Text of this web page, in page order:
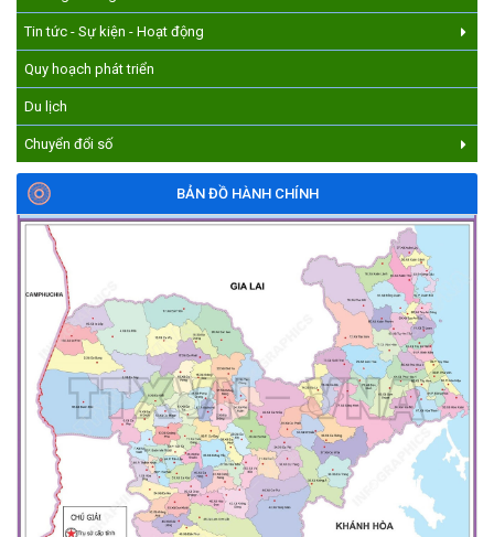
Tin tức - Sự kiện - Hoạt động
Quy hoạch phát triển
Du lịch
Chuyển đổi số
BẢN ĐỒ HÀNH CHÍNH